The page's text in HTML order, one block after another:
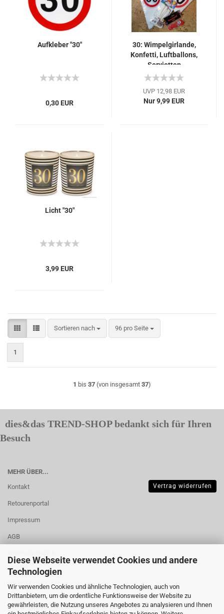
Diese Webseite verwendet Cookies und andere
Technologien
Wir verwenden Cookies und ähnliche Technologien, auch von
Drittanbietern, um die ordentliche Funktionsweise der Website zu
gewährleisten, die Nutzung unseres Angebotes zu analysieren und Ihnen
Aufkleber "30"
0,30 EUR
30: Wimpelgirlande,
Konfetti, Luftballons,
Servietten
UVP 12,98 EUR
Nur 9,99 EUR
Licht "30"
3,99 EUR
Sortieren nach
Sortieren nach 96 pro Seite
pro Seite
1
1 bis 37 (von insgesamt 37)
dies&das TREND-SHOP bedankt sich für Ihren
Besuch
MEHR ÜBER...
Kontakt
Retourenportal
Impressum
AGB
Muster-
Widerrufsformular
Versand- &
Vertrag widerrufen